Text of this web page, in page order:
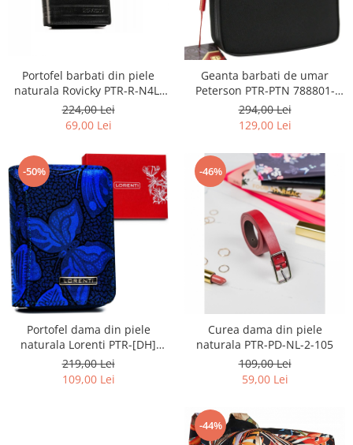
Portofel barbati din piele
naturala Rovicky PTR-R-N4L-
GAT-8922 B+B
224,00 Lei
69,00 Lei
Geanta barbati de umar
Peterson PTR-PTN 788801-
0334 BL
294,00 Lei
129,00 Lei
-50%
Portofel dama din piele
naturala Lorenti PTR-[DH]
5157 ONBF
219,00 Lei
109,00 Lei
-46%
Curea dama din piele
naturala PTR-PD-NL-2-105
109,00 Lei
59,00 Lei
-44%